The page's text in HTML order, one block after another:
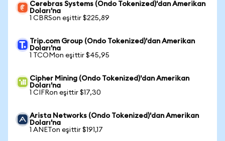
Cerebras Systems (Ondo Tokenized)'dan Amerikan
Doları'na
1 CBRSon eşittir $225,89
Trip.com Group (Ondo Tokenized)'dan Amerikan
Doları'na
1 TCOMon eşittir $45,95
Cipher Mining (Ondo Tokenized)'dan Amerikan
Doları'na
1 CIFRon eşittir $17,30
Arista Networks (Ondo Tokenized)'dan Amerikan
Doları'na
1 ANETon eşittir $191,17